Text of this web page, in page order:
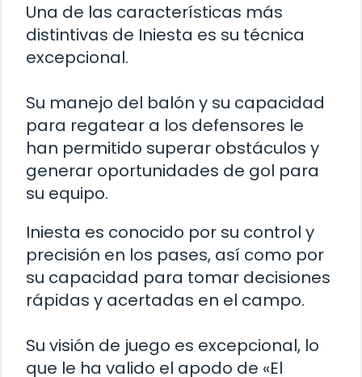
Una de las características más
distintivas de Iniesta es su técnica
excepcional.
Su manejo del balón y su capacidad
para regatear a los defensores le
han permitido superar obstáculos y
generar oportunidades de gol para
su equipo.
Iniesta es conocido por su control y
precisión en los pases, así como por
su capacidad para tomar decisiones
rápidas y acertadas en el campo.
Su visión de juego es excepcional, lo
que le ha valido el apodo de «El